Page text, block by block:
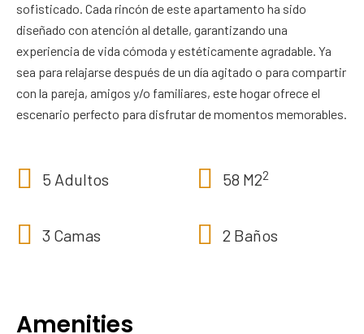
sofisticado. Cada rincón de este apartamento ha sido
diseñado con atención al detalle, garantizando una
experiencia de vida cómoda y estéticamente agradable. Ya
sea para relajarse después de un día agitado o para compartir
con la pareja, amigos y/o familiares, este hogar ofrece el
escenario perfecto para disfrutar de momentos memorables.
5 Adultos 58 M22
3 Camas 2 Baños
Amenities